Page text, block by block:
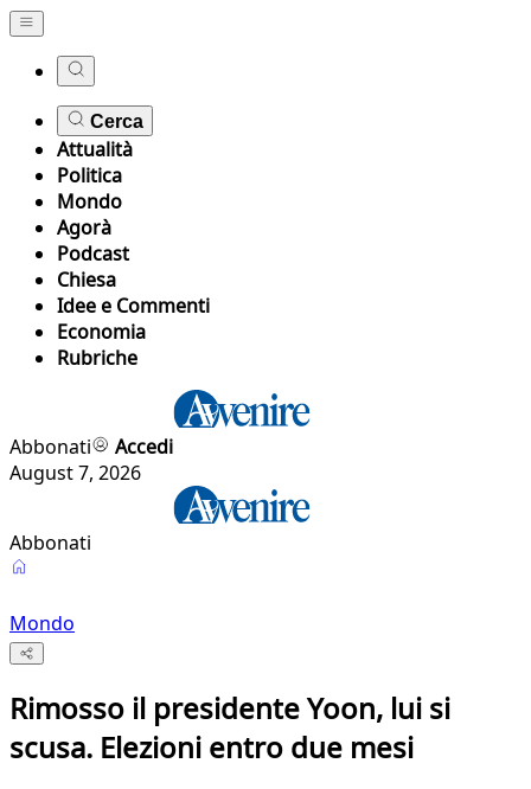
Cerca
Attualità
Politica
Mondo
Agorà
Podcast
Chiesa
Idee e Commenti
Economia
Rubriche
Abbonati
Accedi
August 7, 2026
Abbonati
Mondo
Rimosso il presidente Yoon, lui si
scusa. Elezioni entro due mesi